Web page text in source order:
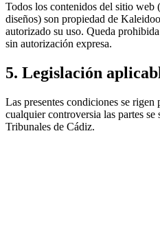
Todos los contenidos del sitio web
diseños) son propiedad de
autorizado su uso. Queda
sin autorización expresa.
5. Legislación
Las presentes condiciones se
cualquier controversia las partes se
Tribunales de Cádiz.